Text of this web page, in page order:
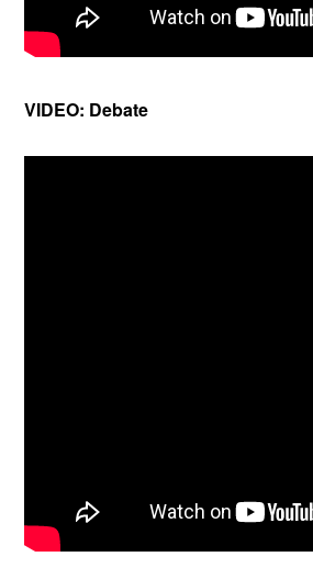
VIDEO: Debate